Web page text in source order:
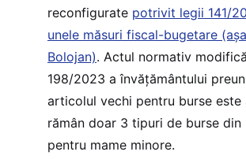
reconfigurate potrivit legii 141/
unele măsuri fiscal-bugetare
Bolojan). Actul normativ
198/2023 a învățământului
articolul vechi pentru burse este
rămân doar 3 tipuri de burse din
pentru mame minore.